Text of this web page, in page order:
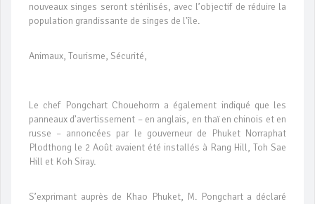
nouveaux singes seront stérilisés, avec l’objectif de réduire la
population grandissante de singes de l'île.
Animaux, Tourisme, Sécurité,
Le chef Pongchart Chouehorm a également indiqué que les
panneaux d’avertissement – en anglais, en thaï en chinois et en
russe – annoncées par le gouverneur de Phuket Norraphat
Plodthong le 2 Août avaient été installés à Rang Hill, Toh Sae
Hill et Koh Siray.
S’exprimant auprès de Khao Phuket, M. Pongchart a déclaré